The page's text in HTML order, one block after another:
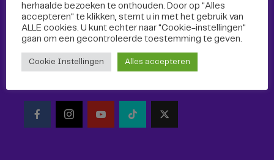
Volg ons!
Volg Omroep Tilburg niet alleen hier, maar ook via social
herhaalde bezoeken te onthouden. Door op "Alles
accepteren" te klikken, stemt u in met het gebruik van
ALLE cookies. U kunt echter naar "Cookie-instellingen"
gaan om een ​​gecontroleerde toestemming te geven.
Cookie Instellingen Alles accepteren